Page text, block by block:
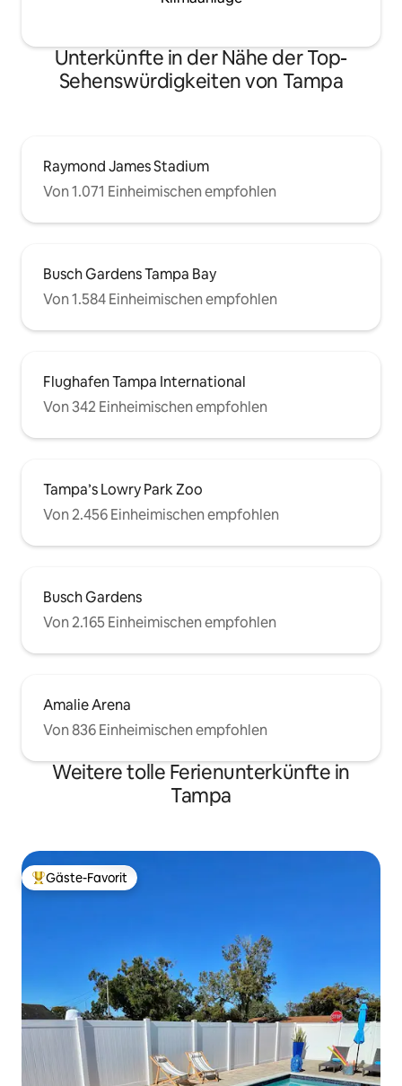
Unterkünfte in der Nähe der Top-
Sehenswürdigkeiten von Tampa
Raymond James Stadium
Von 1.071 Einheimischen empfohlen
Busch Gardens Tampa Bay
Von 1.584 Einheimischen empfohlen
Flughafen Tampa International
Von 342 Einheimischen empfohlen
Tampa’s Lowry Park Zoo
Von 2.456 Einheimischen empfohlen
Busch Gardens
Von 2.165 Einheimischen empfohlen
Amalie Arena
Von 836 Einheimischen empfohlen
Weitere tolle Ferienunterkünfte in
Tampa
Beliebter Gäste-Favorit.
Gäste-Favorit